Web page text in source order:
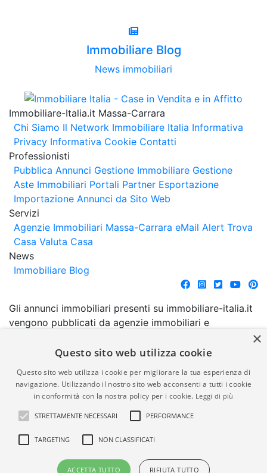
Immobiliare Blog
News immobiliari
Immobiliare-Italia.it Massa-Carrara
Chi Siamo Il Network Immobiliare Italia Informativa
Privacy Informativa Cookie Contatti
Professionisti
Pubblica Annunci Gestione Immobiliare Gestione
Aste Immobiliari Portali Partner Esportazione
Importazione Annunci da Sito Web
Servizi
Agenzie Immobiliari Massa-Carrara eMail Alert Trova
Casa Valuta Casa
News
Immobiliare Blog
Gli annunci immobiliari presenti su immobiliare-italia.it
vengono pubblicati da agenzie immobiliari e
comporta l'approvazione o l'avallo da parte di
garanzia da parte di quest'ultima. immobiliare-italia.it
quindi non è responsabile della veridicità, della
correttezza, della completezza, della normativa in
materia di privacy e/o di alcun altro aspetto dei
suddetti annunci.
© Copyright 2007 - 2026
Powered by
×
Questo sito web utilizza cookie
Questo sito web utilizza i cookie per migliorare la tua esperienza di
navigazione. Utilizzando il nostro sito web acconsenti a tutti i cookie
in conformità con la nostra policy per i cookie. Leggi di più
STRETTAMENTE NECESSARI PERFORMANCE
TARGETING NON CLASSIFICATI
ACCETTA TUTTO RIFIUTA TUTTO